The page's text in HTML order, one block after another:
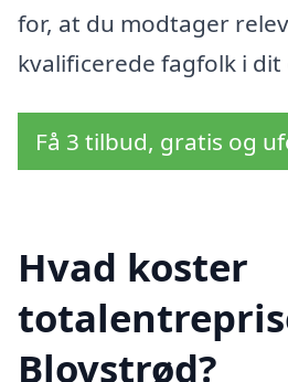
for, at du modtager
kvalificerede fagfolk i dit
Få 3 tilbud, gratis og
Hvad koster
Blovstrød?